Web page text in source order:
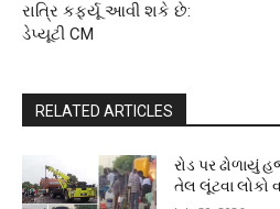
રાત્રિ કફર્યૂ આવી શકે છે:
ડેપ્યૂટી CM
RELATED ARTICLES
રોડ પર ઢોળાયું
તેલ લૂંટવા લોકો